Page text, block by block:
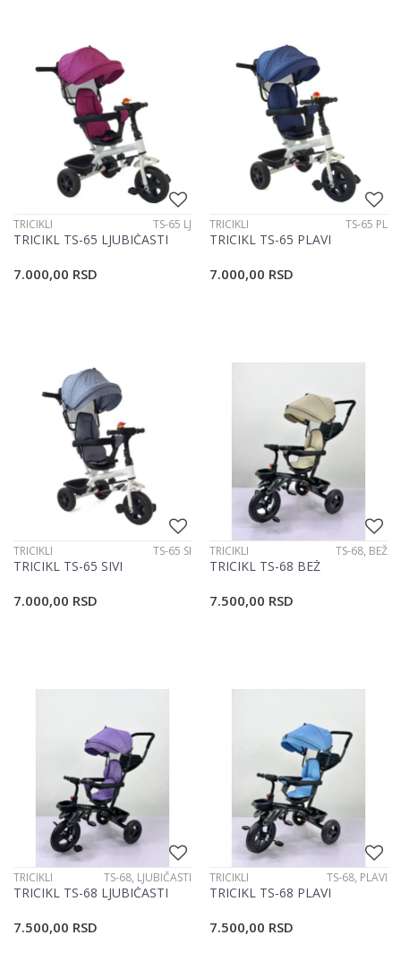
TRICIKLI TS-65 LJ
TRICIKL TS-65 LJUBIČASTI
7.000,00 RSD
TRICIKLI TS-65 PL
TRICIKL TS-65 PLAVI
7.000,00 RSD
TRICIKLI TS-65 SI
TRICIKL TS-65 SIVI
7.000,00 RSD
TRICIKLI TS-68, BEŽ
TRICIKL TS-68 BEŽ
7.500,00 RSD
TRICIKLI TS-68, LJUBIČASTI
TRICIKL TS-68 LJUBIČASTI
7.500,00 RSD
TRICIKLI TS-68, PLAVI
TRICIKL TS-68 PLAVI
7.500,00 RSD